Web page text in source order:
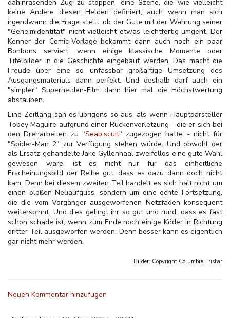
dahinrasenden Zug zu stoppen, eine Szene, die wie vielleicht
keine Andere diesen Helden definiert, auch wenn man sich
irgendwann die Frage stellt, ob der Gute mit der Wahrung seiner
"Geheimidentität" nicht vielleicht etwas leichtfertig umgeht. Der
Kenner der Comic-Vorlage bekommt dann auch noch ein paar
Bonbons serviert, wenn einige klassische Momente oder
Titelbilder in die Geschichte eingebaut werden. Das macht die
Freude über eine so unfassbar großartige Umsetzung des
Ausgangsmaterials dann perfekt. Und deshalb darf auch ein
"simpler" Superhelden-Film dann hier mal die Höchstwertung
abstauben.
Eine Zeitlang sah es übrigens so aus, als wenn Hauptdarsteller
Tobey Maguire aufgrund einer Rückenverletzung - die er sich bei
den Dreharbeiten zu "Seabiscuit" zugezogen hatte - nicht für
"Spider-Man 2" zur Verfügung stehen würde. Und obwohl der
als Ersatz gehandelte Jake Gyllenhaal zweifellos eine gute Wahl
gewesen wäre, ist es nicht nur für das einheitliche
Erscheinungsbild der Reihe gut, dass es dazu dann doch nicht
kam. Denn bei diesem zweiten Teil handelt es sich halt nicht um
einen bloßen Neuaufguss, sondern um eine echte Fortsetzung,
die die vom Vorgänger ausgeworfenen Netzfäden konsequent
weiterspinnt. Und dies gelingt ihr so gut und rund, dass es fast
schon schade ist, wenn zum Ende noch einige Köder in Richtung
dritter Teil ausgeworfen werden. Denn besser kann es eigentlich
gar nicht mehr werden.
Bilder: Copyright Columbia Tristar
Neuen Kommentar hinzufügen